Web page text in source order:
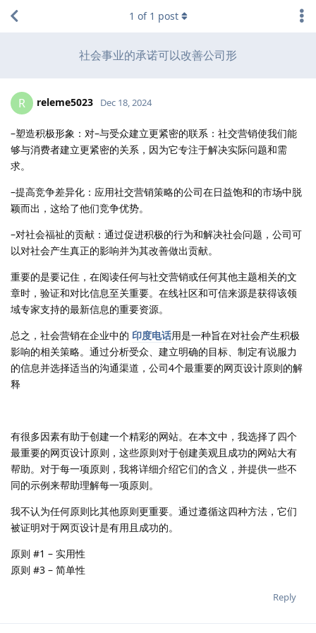
社会事业的承诺可以改善公司形
1 of 1 post
R releme5023 Dec 18, 2024
–塑造积极形象：对–与受众建立更紧密的联系：社交营销使我们能
够与消费者建立更紧密的关系，因为它专注于解决实际问题和需
求。
–提高竞争差异化：应用社交营销策略的公司在日益饱和的市场中脱
颖而出，这给了他们竞争优势。
–对社会福祉的贡献：通过促进积极的行为和解决社会问题，公司可
以对社会产生真正的影响并为其改善做出贡献。
重要的是要记住，在阅读任何与社交营销或任何其他主题相关的文
章时，验证和对比信息至关重要。在线社区和可信来源是获得该领
域专家支持的最新信息的重要资源。
总之，社会营销在企业中的 印度电话用是一种旨在对社会产生积极
影响的相关策略。通过分析受众、建立明确的目标、制定有说服力
的信息并选择适当的沟通渠道，公司4个最重要的网页设计原则的解
释
有很多因素有助于创建一个精彩的网站。在本文中，我选择了四个
最重要的网页设计原则，这些原则对于创建美观且成功的网站大有
帮助。对于每一项原则，我将详细介绍它们的含义，并提供一些不
同的示例来帮助理解每一项原则。
我不认为任何原则比其他原则更重要。通过遵循这四种方法，它们
被证明对于网页设计是有用且成功的。
原则 #1 – 实用性
原则 #3 – 简单性
Reply